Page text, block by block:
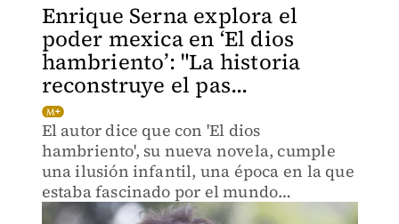
Enrique Serna explora el
poder mexica en ‘El dios
hambriento’: "La historia
reconstruye el pas...
El autor dice que con 'El dios
hambriento', su nueva novela, cumple
una ilusión infantil, una época en la que
estaba fascinado por el mundo
prehispánico.